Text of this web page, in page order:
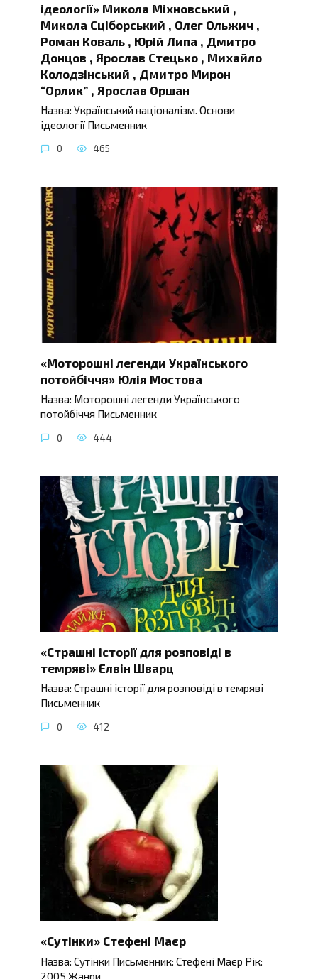
ідеології» Микола Міхновський ,
Микола Сціборський , Олег Ольжич ,
Роман Коваль , Юрій Липа , Дмитро
Донцов , Ярослав Стецько , Михайло
Колодзінський , Дмитро Мирон
“Орлик” , Ярослав Оршан
Назва: Український націоналізм. Основи
ідеології Письменник
0 465
«Моторошні легенди Українського
потойбіччя» Юлія Мостова
Назва: Моторошні легенди Українського
потойбіччя Письменник
0 444
«Страшні історії для розповіді в
темряві» Елвін Шварц
Назва: Страшні історії для розповіді в темряві
Письменник
0 412
«Сутінки» Стефені Маєр
Назва: Сутінки Письменник: Стефені Маєр Рік:
2005 Жанри